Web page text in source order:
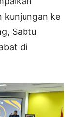
kunjungan ke
Sabtu
di